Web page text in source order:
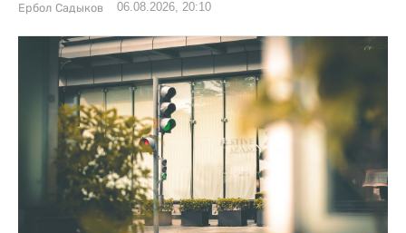
Ербол Садыков 06.08.2026, 20:10